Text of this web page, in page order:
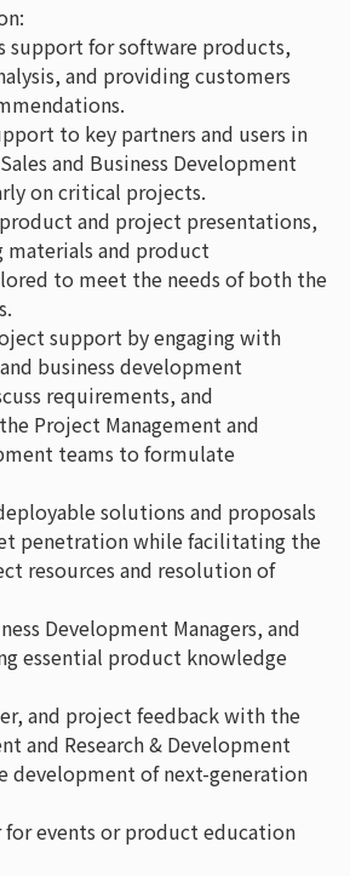
support for software products,
and providing customers
to key partners and users in
and Business Development
on critical projects.
and project presentations,
materials and product
to meet the needs of both the
support by engaging with
business development
requirements, and
Project Management and
teams to formulate
solutions and proposals
penetration while facilitating the
resources and resolution of
Development Managers, and
essential product knowledge
and project feedback with the
and Research & Development
development of next-generation
for events or product education